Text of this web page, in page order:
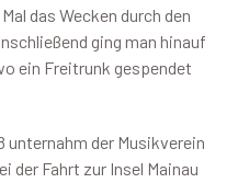
das Wecken durch den
ging man hinauf
ein Freitrunk gespendet
unternahm der Musikverein
der Fahrt zur Insel Mainau